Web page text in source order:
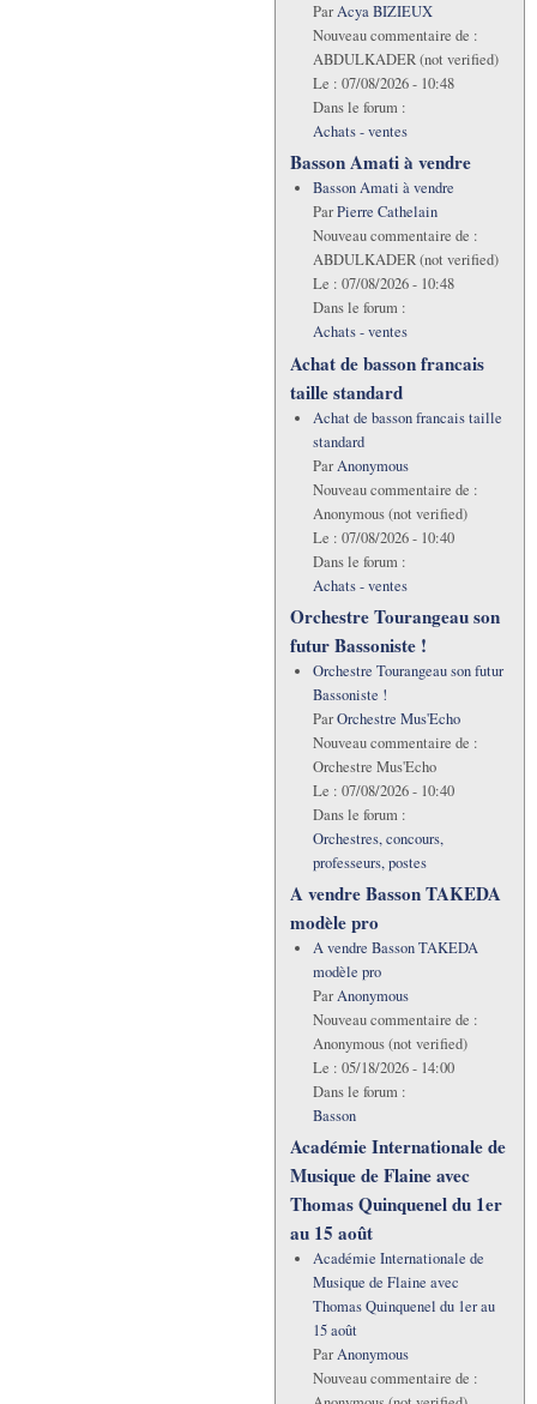
ParAcya BIZIEUX
Nouveau commentaire de :
ABDULKADER (not verified)
Le : 07/08/2026 - 10:48
Dans le forum :
Achats - ventes
Basson Amati à vendre
Basson Amati à vendre
ParPierre Cathelain
Nouveau commentaire de :
ABDULKADER (not verified)
Le : 07/08/2026 - 10:48
Dans le forum :
Achats - ventes
Achat de basson francais
taille standard
Achat de basson francais taille
standard
ParAnonymous
Nouveau commentaire de :
Anonymous (not verified)
Le : 07/08/2026 - 10:40
Dans le forum :
Achats - ventes
Orchestre Tourangeau son
futur Bassoniste !
Orchestre Tourangeau son futur
Bassoniste !
ParOrchestre Mus'Echo
Nouveau commentaire de :
Orchestre Mus'Echo
Le : 07/08/2026 - 10:40
Dans le forum :
Orchestres, concours,
professeurs, postes
A vendre Basson TAKEDA
modèle pro
A vendre Basson TAKEDA
modèle pro
ParAnonymous
Nouveau commentaire de :
Anonymous (not verified)
Le : 05/18/2026 - 14:00
Dans le forum :
Basson
Académie Internationale de
Musique de Flaine avec
Thomas Quinquenel du 1er
au 15 août
Académie Internationale de
Musique de Flaine avec
Thomas Quinquenel du 1er au
15 août
ParAnonymous
Nouveau commentaire de :